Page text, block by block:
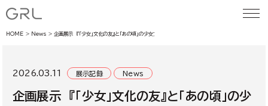
HOME News 企画展示 『「少女」文化の友』と「あの頃」の少女文化展
2026.03.11 展示記録 News
企画展示 『「少女」文化の友』と「あの頃」の少